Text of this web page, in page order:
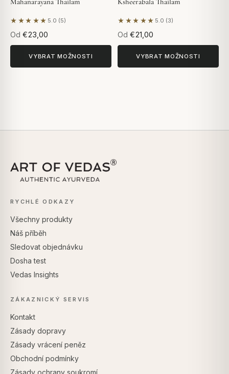
★★★★★ 5.0 (5)
Na základě 5 hodnocení
Od €23,00
VYBRAT MOŽNOSTI
★★★★★ 5.0 (3)
Na základě 3 hodnocení
Od €21,00
VYBRAT MOŽNOSTI
RYCHLÉ ODKAZY
Všechny produkty
Náš příběh
Sledovat objednávku
Dosha test
Vedas Insights
ZÁKAZNICKÝ SERVIS
Kontakt
Zásady dopravy
Zásady vrácení peněz
Obchodní podmínky
Zásady ochrany soukromí